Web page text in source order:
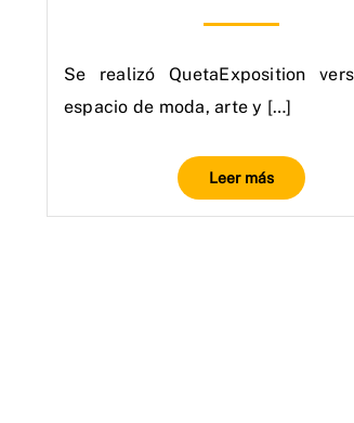
Se realizó QuetaExposition
espacio de moda, arte y […]
Leer más